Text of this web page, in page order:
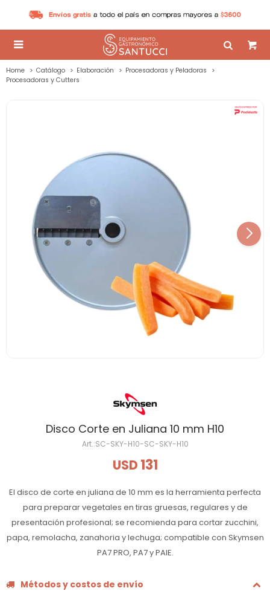

Home Catálogo Elaboración
Procesadoras y Peladoras
Procesadoras y Cutters
Disco Corte en Juliana 10 mm H10
SC-SKY-H10-SC-SKY-H10
USD 131
El disco de corte en juliana de 10 mm es la herramienta perfecta
para preparar vegetales en tiras gruesas, regulares y de
presentación profesional; se recomienda para cortar zucchini,
papa, remolacha, zanahoria y lechuga; compatible con Skymsen
PA7 PRO, PA7 y PAIE.
Métodos y costos de envío